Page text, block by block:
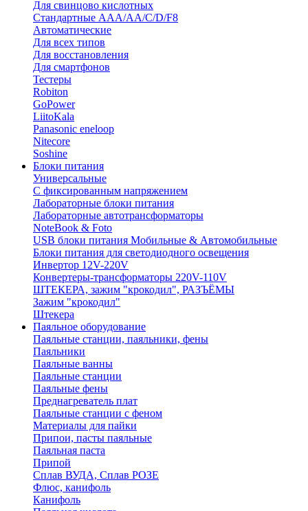
Для свинцово кислотных
Стандартные ААА/АА/С/D/F8
Автоматические
Для всех типов
Для восстановления
Для смартфонов
Тестеры
Robiton
GoPower
LiitoKala
Panasonic eneloop
Nitecore
Soshine
Блоки питания
Универсальные
C фиксированным напряжением
Лабораторные блоки питания
Лабораторные автотрансформаторы
NoteBook & Foto
USB блоки питания Мобильные & Автомобильные
Блоки питания для светодиодного освещения
Инвертор 12V-220V
Конвертеры-трансформаторы 220V-110V
ШТЕКЕРА, зажим "крокодил", РАЗЪЁМЫ
Зажим "крокодил"
Штекера
Паяльное оборудование
Паяльные станции, паяльники, фены
Паяльники
Паяльные ванны
Паяльные станции
Паяльные фены
Преднагреватель плат
Паяльные станции с феном
Материалы для пайки
Припои, пасты паяльные
Паяльная паста
Припой
Сплав ВУДА, Сплав РОЗЕ
Флюс, канифоль
Канифоль